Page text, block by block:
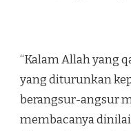
“Kalam Allah yang
yang diturunkan
berangsur-angsur
membacanya